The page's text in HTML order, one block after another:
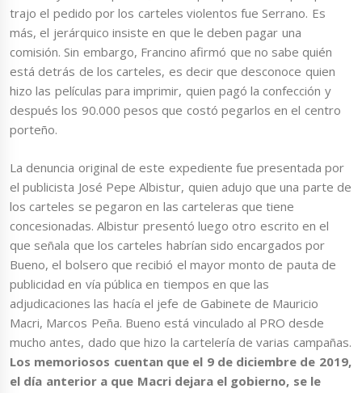
trajo el pedido por los carteles violentos fue Serrano. Es
más, el jerárquico insiste en que le deben pagar una
comisión. Sin embargo, Francino afirmó que no sabe quién
está detrás de los carteles, es decir que desconoce quien
hizo las películas para imprimir, quien pagó la confección y
después los 90.000 pesos que costó pegarlos en el centro
porteño.
La denuncia original de este expediente fue presentada por
el publicista José Pepe Albistur, quien adujo que una parte de
los carteles se pegaron en las carteleras que tiene
concesionadas. Albistur presentó luego otro escrito en el
que señala que los carteles habrían sido encargados por
Bueno, el bolsero que recibió el mayor monto de pauta de
publicidad en vía pública en tiempos en que las
adjudicaciones las hacía el jefe de Gabinete de Mauricio
Macri, Marcos Peña. Bueno está vinculado al PRO desde
mucho antes, dado que hizo la cartelería de varias campañas.
Los memoriosos cuentan que el 9 de diciembre de 2019,
el día anterior a que Macri dejara el gobierno, se le